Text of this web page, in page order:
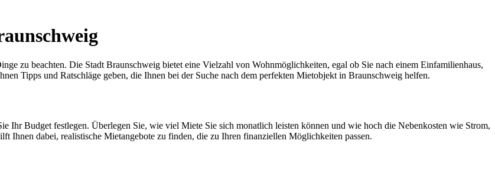
zu beachten. Die Stadt Braunschweig bietet eine Vielzahl von Wohnmöglichkeiten, egal ob Sie nach einem Einfamilienhaus,
Tipps und Ratschläge geben, die Ihnen bei der Suche nach dem perfekten Mietobjekt in Braunschweig helfen.
Ihr Budget festlegen. Überlegen Sie, wie viel Miete Sie sich monatlich leisten können und wie hoch die Nebenkosten wie Strom,
Ihnen dabei, realistische Mietangebote zu finden, die zu Ihren finanziellen Möglichkeiten passen.